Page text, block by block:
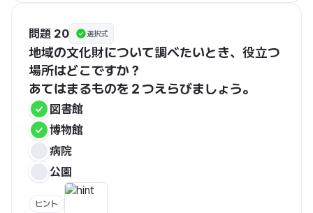
問題 20 選択式
地域の文化財について調べたいとき、役立つ
場所はどこですか？
あてはまるものを２つえらびましょう。
図書館
博物館
病院
公園
ヒント